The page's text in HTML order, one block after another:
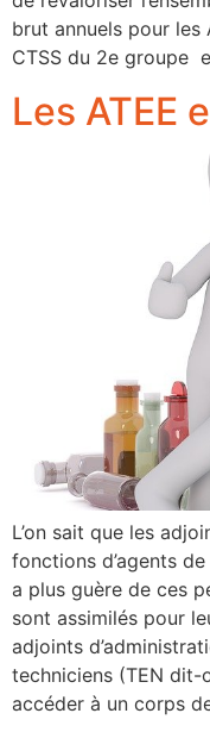
brut annuels pour les
CTSS du 2e groupe
Les ATEE
L’on sait que les
fonctions d’agents
a plus guère de ces
sont assimilés pour
adjoints
techniciens (TEN dit-
accéder à un corps